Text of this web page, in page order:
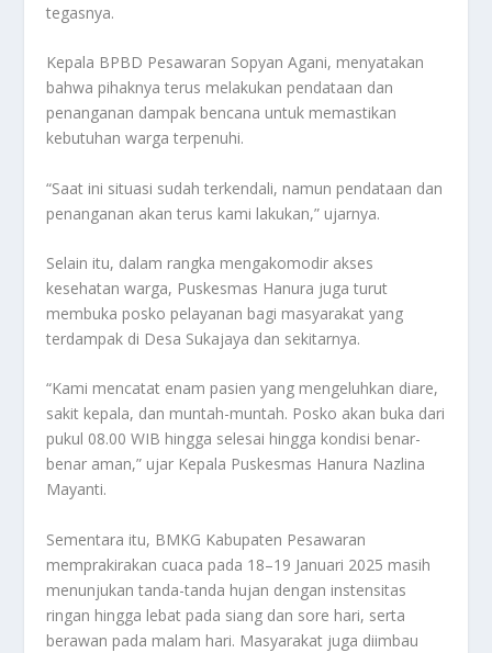
tegasnya.
Kepala BPBD Pesawaran Sopyan Agani, menyatakan
bahwa pihaknya terus melakukan pendataan dan
penanganan dampak bencana untuk memastikan
kebutuhan warga terpenuhi.
“Saat ini situasi sudah terkendali, namun pendataan dan
penanganan akan terus kami lakukan,” ujarnya.
Selain itu, dalam rangka mengakomodir akses
kesehatan warga, Puskesmas Hanura juga turut
membuka posko pelayanan bagi masyarakat yang
terdampak di Desa Sukajaya dan sekitarnya.
“Kami mencatat enam pasien yang mengeluhkan diare,
sakit kepala, dan muntah-muntah. Posko akan buka dari
pukul 08.00 WIB hingga selesai hingga kondisi benar-
benar aman,” ujar Kepala Puskesmas Hanura Nazlina
Mayanti.
Sementara itu, BMKG Kabupaten Pesawaran
memprakirakan cuaca pada 18–19 Januari 2025 masih
menunjukan tanda-tanda hujan dengan instensitas
ringan hingga lebat pada siang dan sore hari, serta
berawan pada malam hari. Masyarakat juga diimbau